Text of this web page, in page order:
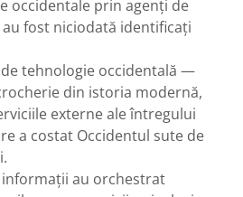
occidentale prin agenți de
fost niciodată identificați
tehnologie occidentală —
din istoria modernă,
externe ale întregului
a costat Occidentul sute de
informații au orchestrat